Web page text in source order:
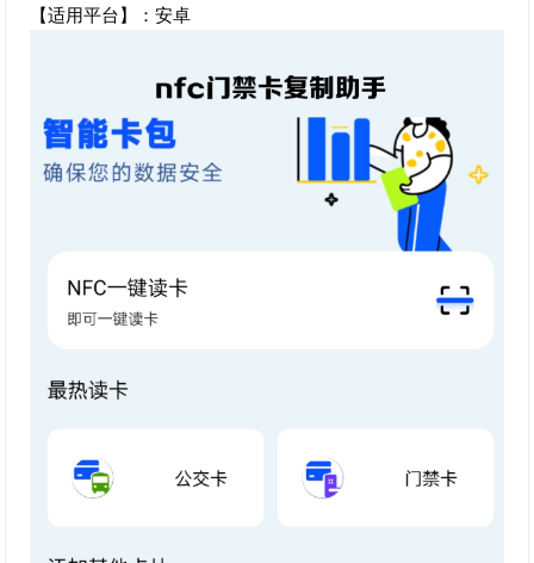
【适用平台】：安卓